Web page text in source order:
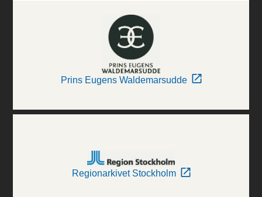
Prins Eugens Waldemarsudde
Regionarkivet Stockholm